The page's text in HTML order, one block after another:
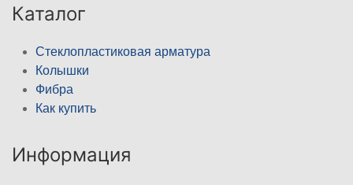
Каталог
Стеклопластиковая арматура
Колышки
Фибра
Как купить
Информация